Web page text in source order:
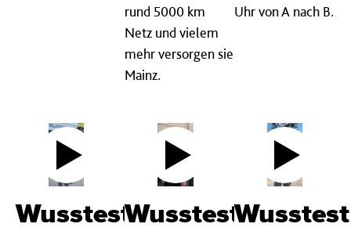
rund 5000 km
Netz und vielem
mehr versorgen sie
Mainz.
Uhr von A nach B.
WusstestWusstestWusstest